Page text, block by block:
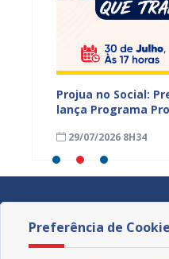
Projua no Social:
lança Programa
idosa
29/07/2026 8H34
Preferência de